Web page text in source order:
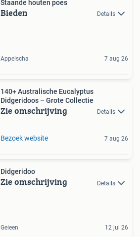
Staande houten poes
Bieden Details
Appelscha 7 aug 26
140+ Australische Eucalyptus
Didgeridoos – Grote Collectie
Zie omschrijving Details
Bezoek website 7 aug 26
Didgeridoo
Zie omschrijving Details
Geleen 12 jul 26